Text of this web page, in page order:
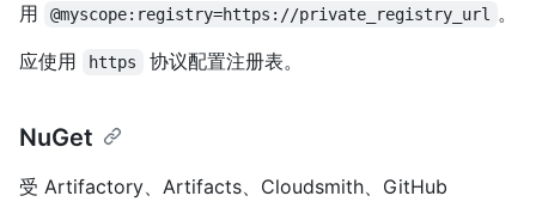
用
@myscope:registry=https://private_registry_url
。
应使用
https 协议配置注册表。
NuGet
受 Artifactory、Artifacts、Cloudsmith、GitHub